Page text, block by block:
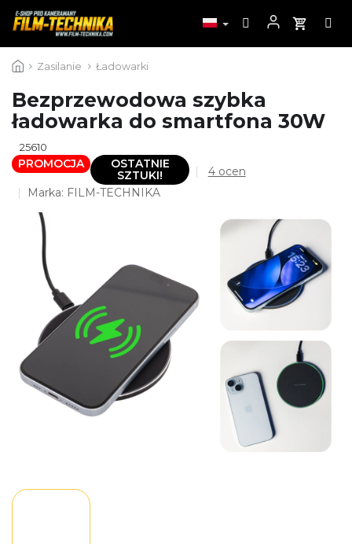
do
Zasilanie Ładowarki
Bezprzewodowa szybka
ładowarka do smartfona 30W
25610
PROMOCJA
OSTATNIE
SZTUKI!
Średnia
4,0
gwiazdek.
4 ocen
Marka: FILM-TECHNIKA